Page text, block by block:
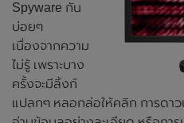
Spyware กัน
บ่อยๆ
เนื่องจากความ
ไม่รู้ เพราะบาง
ครั้งจะมีลิ้งก์
แปลกๆ หลอกล่อให้คลิก การดาว